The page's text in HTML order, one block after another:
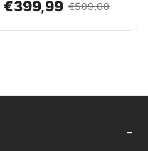
€399,99 €509,00